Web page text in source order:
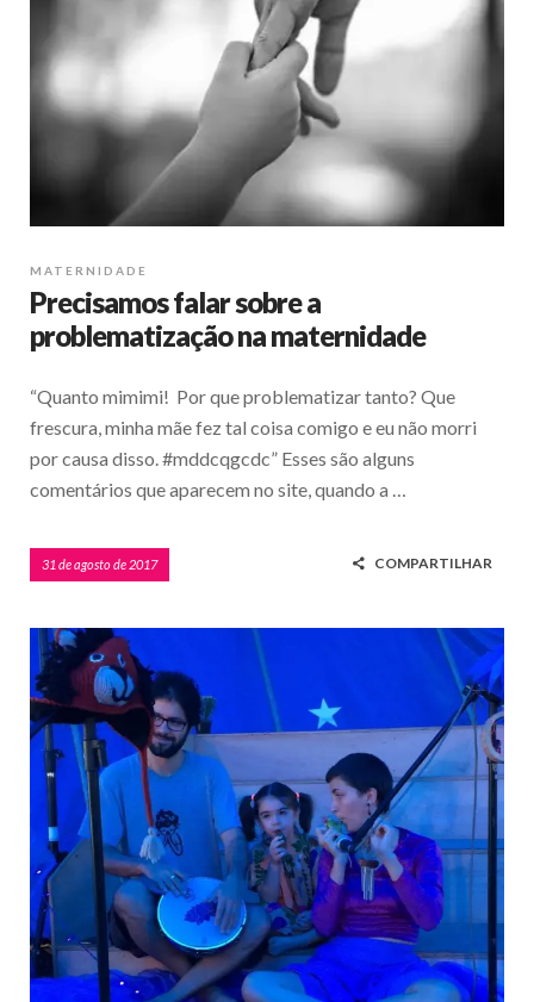
MATERNIDADE
Precisamos falar sobre a
problematização na maternidade
“Quanto mimimi! Por que problematizar tanto? Que
frescura, minha mãe fez tal coisa comigo e eu não morri
por causa disso. #mddcqgcdc” Esses são alguns
comentários que aparecem no site, quando a …
31 de agosto de 2017 COMPARTILHAR